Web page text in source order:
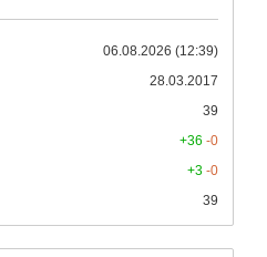
06.08.2026 (12:39)
28.03.2017
39
+36 -0
+3 -0
39